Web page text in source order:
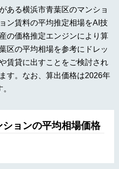
ある横浜市青葉区のマンショ
ン賃料の平均推定相場をAI技
の価格推定エンジンにより算
区の平均相場を参考にドレッ
賃貸に出すことをご検討され
す。なお、算出価格は2026年
ョンの平均相場価格